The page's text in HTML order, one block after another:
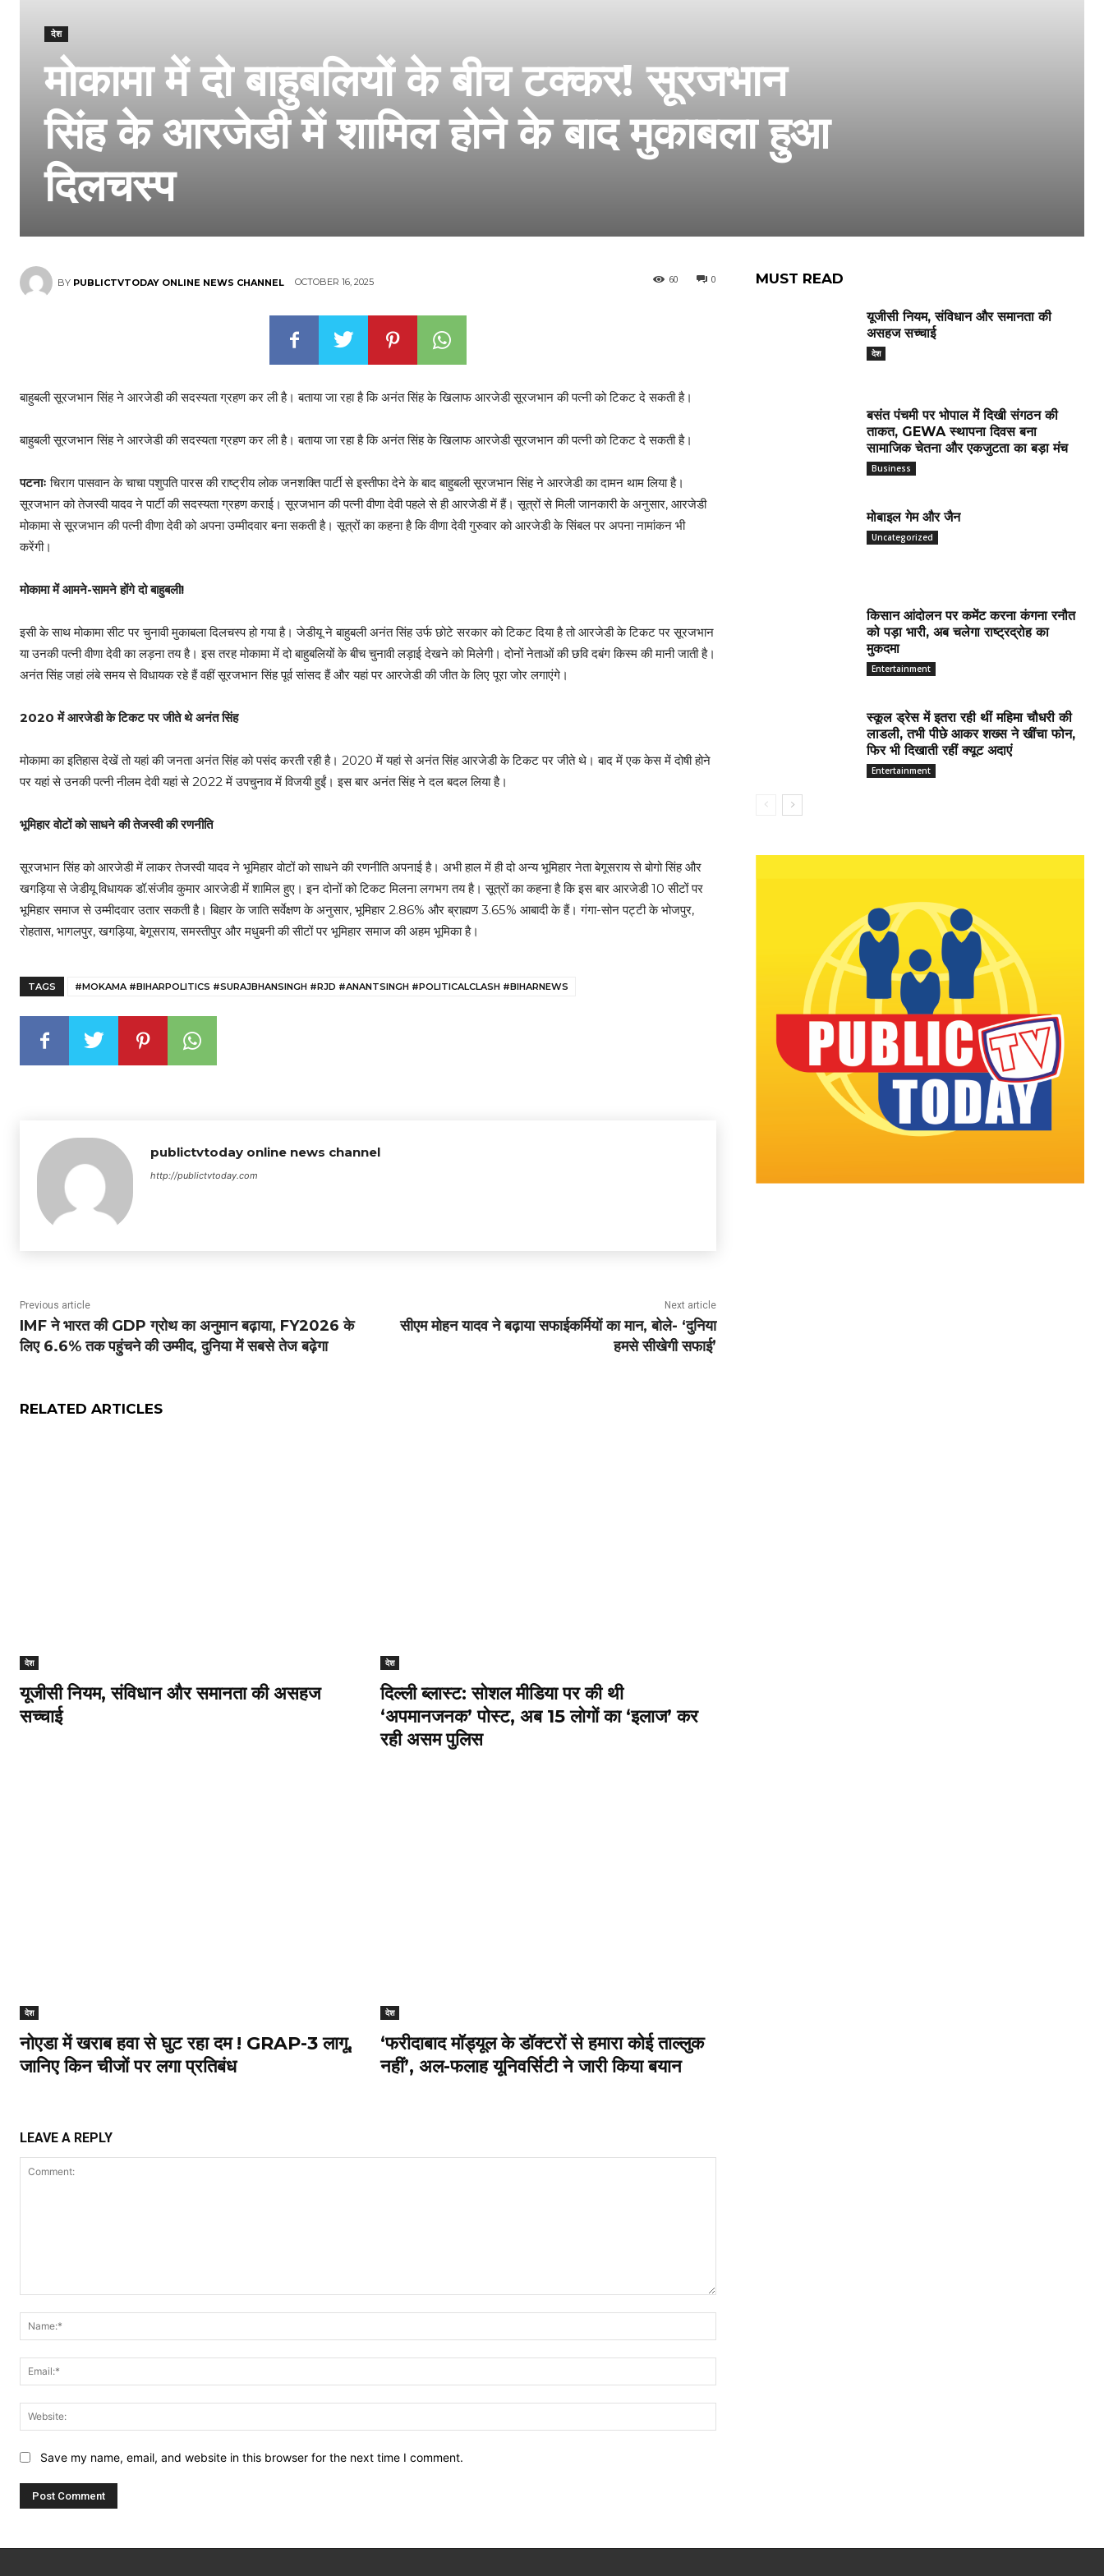
देश
मोकामा में दो बाहुबलियों के बीच टक्कर! सूरजभान
सिंह के आरजेडी में शामिल होने के बाद मुकाबला हुआ
दिलचस्प
BY PUBLICTVTODAY ONLINE NEWS CHANNEL OCTOBER 16, 2025 0
60
बाहुबली सूरजभान सिंह ने आरजेडी की सदस्यता ग्रहण कर ली है। बताया जा रहा है कि अनंत सिंह के खिलाफ आरजेडी सूरजभान की पत्नी को टिकट दे सकती है।
बाहुबली सूरजभान सिंह ने आरजेडी की सदस्यता ग्रहण कर ली है। बताया जा रहा है कि अनंत सिंह के खिलाफ आरजेडी सूरजभान की पत्नी को टिकट दे सकती है।
पटनाः चिराग पासवान के चाचा पशुपति पारस की राष्ट्रीय लोक जनशक्ति पार्टी से इस्तीफा देने के बाद बाहुबली सूरजभान सिंह ने आरजेडी का दामन थाम लिया है।
सूरजभान को तेजस्वी यादव ने पार्टी की सदस्यता ग्रहण कराई। सूरजभान की पत्नी वीणा देवी पहले से ही आरजेडी में हैं। सूत्रों से मिली जानकारी के अनुसार, आरजेडी
मोकामा से सूरजभान की पत्नी वीणा देवी को अपना उम्मीदवार बना सकती है। सूत्रों का कहना है कि वीणा देवी गुरुवार को आरजेडी के सिंबल पर अपना नामांकन भी
करेंगी।
मोकामा में आमने-सामने होंगे दो बाहुबली!
इसी के साथ मोकामा सीट पर चुनावी मुकाबला दिलचस्प हो गया है। जेडीयू ने बाहुबली अनंत सिंह उर्फ छोटे सरकार को टिकट दिया है तो आरजेडी के टिकट पर सूरजभान
या उनकी पत्नी वीणा देवी का लड़ना तय है। इस तरह मोकामा में दो बाहुबलियों के बीच चुनावी लड़ाई देखने को मिलेगी। दोनों नेताओं की छवि दबंग किस्म की मानी जाती है।
अनंत सिंह जहां लंबे समय से विधायक रहे हैं वहीं सूरजभान सिंह पूर्व सांसद हैं और यहां पर आरजेडी की जीत के लिए पूरा जोर लगाएंगे।
2020 में आरजेडी के टिकट पर जीते थे अनंत सिंह
मोकामा का इतिहास देखें तो यहां की जनता अनंत सिंह को पसंद करती रही है। 2020 में यहां से अनंत सिंह आरजेडी के टिकट पर जीते थे। बाद में एक केस में दोषी होने
पर यहां से उनकी पत्नी नीलम देवी यहां से 2022 में उपचुनाव में विजयी हुईं। इस बार अनंत सिंह ने दल बदल लिया है।
भूमिहार वोटों को साधने की तेजस्वी की रणनीति
सूरजभान सिंह को आरजेडी में लाकर तेजस्वी यादव ने भूमिहार वोटों को साधने की रणनीति अपनाई है। अभी हाल में ही दो अन्य भूमिहार नेता बेगूसराय से बोगो सिंह और
खगड़िया से जेडीयू विधायक डॉ.संजीव कुमार आरजेडी में शामिल हुए। इन दोनों को टिकट मिलना लगभग तय है। सूत्रों का कहना है कि इस बार आरजेडी 10 सीटों पर
भूमिहार समाज से उम्मीदवार उतार सकती है। बिहार के जाति सर्वेक्षण के अनुसार, भूमिहार 2.86% और ब्राह्मण 3.65% आबादी के हैं। गंगा-सोन पट्टी के भोजपुर,
रोहतास, भागलपुर, खगड़िया, बेगूसराय, समस्तीपुर और मधुबनी की सीटों पर भूमिहार समाज की अहम भूमिका है।
TAGS #MOKAMA #BIHARPOLITICS #SURAJBHANSINGH #RJD #ANANTSINGH #POLITICALCLASH #BIHARNEWS
publictvtoday online news channel
http://publictvtoday.com
Previous article
IMF ने भारत की GDP ग्रोथ का अनुमान बढ़ाया, FY2026 के
लिए 6.6% तक पहुंचने की उम्मीद, दुनिया में सबसे तेज बढ़ेगा
Next article
सीएम मोहन यादव ने बढ़ाया सफाईकर्मियों का मान, बोले- ‘दुनिया
हमसे सीखेगी सफाई’
RELATED ARTICLES
देश
यूजीसी नियम, संविधान और समानता की असहज
सच्चाई
देश
दिल्ली ब्लास्ट: सोशल मीडिया पर की थी
‘अपमानजनक’ पोस्ट, अब 15 लोगों का ‘इलाज’ कर
रही असम पुलिस
देश
नोएडा में खराब हवा से घुट रहा दम ! GRAP-3 लागू,
जानिए किन चीजों पर लगा प्रतिबंध
देश
‘फरीदाबाद मॉड्यूल के डॉक्टरों से हमारा कोई ताल्लुक
नहीं’, अल-फलाह यूनिवर्सिटी ने जारी किया बयान
LEAVE A REPLY
Save my name, email, and website in this browser for the next time I comment.
MUST READ
यूजीसी नियम, संविधान और समानता की
असहज सच्चाई
देश
बसंत पंचमी पर भोपाल में दिखी संगठन की
ताकत, GEWA स्थापना दिवस बना
सामाजिक चेतना और एकजुटता का बड़ा मंच
Business
मोबाइल गेम और जैन
Uncategorized
किसान आंदोलन पर कमेंट करना कंगना रनौत
को पड़ा भारी, अब चलेगा राष्ट्रद्रोह का
मुकदमा
Entertainment
स्कूल ड्रेस में इतरा रही थीं महिमा चौधरी की
लाडली, तभी पीछे आकर शख्स ने खींचा फोन,
फिर भी दिखाती रहीं क्यूट अदाएं
Entertainment